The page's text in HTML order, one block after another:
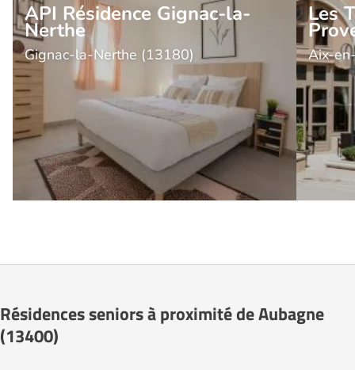
API Résidence Gignac-la-
Nerthe
Gignac-la-Nerthe (13180)
Les
Aix-
Résidences seniors à proximité de Aubagne
(13400)